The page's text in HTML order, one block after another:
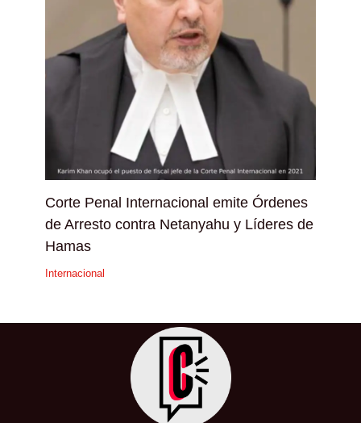
Corte Penal Internacional emite Órdenes
de Arresto contra Netanyahu y Líderes de
Hamas
Internacional